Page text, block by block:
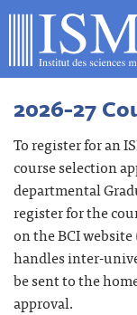
2026-27
To register for an
course selection
departmental
register for the
on the BCI
handles inter-
be sent to the
approval.